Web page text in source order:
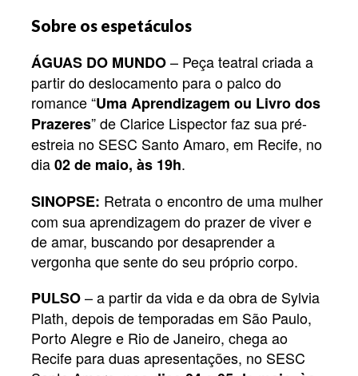
Sobre os espetáculos
ÁGUAS DO MUNDO– Peça teatral criada a
partir do deslocamento para o palco do
romance “Uma Aprendizagem ou Livro dos
Prazeres” de Clarice Lispector faz sua pré-
estreia no SESC Santo Amaro, em Recife, no
dia02 de maio, às 19h.
SINOPSE: Retrata o encontro de uma mulher
com sua aprendizagem do prazer de viver e
de amar, buscando por desaprender a
vergonha que sente do seu próprio corpo.
PULSO– a partir da vida e da obra de Sylvia
Plath, depois de temporadas em São Paulo,
Porto Alegre e Rio de Janeiro, chega ao
Recife para duas apresentações, no SESC